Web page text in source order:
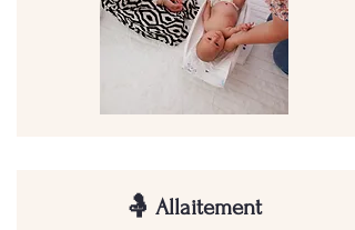
🤱 Allaitement